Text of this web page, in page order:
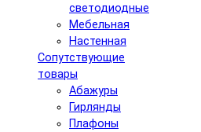
светодиодные
Мебельная
Настенная
Сопутствующие
товары
Абажуры
Гирлянды
Плафоны